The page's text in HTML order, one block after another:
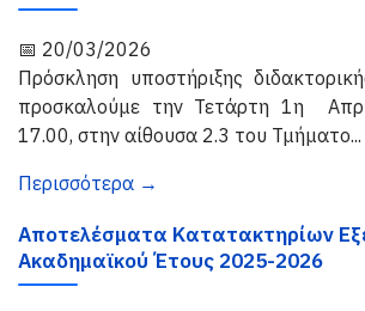
📅 20/03/2026
Πρόσκληση υποστήριξης
προσκαλούμε την Τετάρτη 1η
17.00, στην αίθουσα 2.3 του Τμήματο...
Περισσότερα →
Αποτελέσματα Κατατακτηρίων
Ακαδημαϊκού Έτους 2025-2026